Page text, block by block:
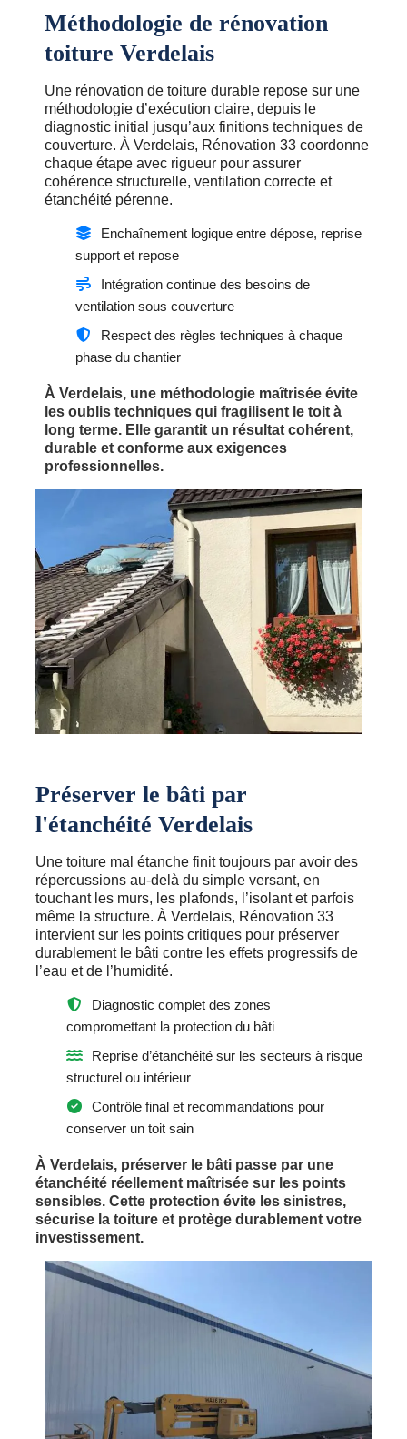
Méthodologie de rénovation
toiture Verdelais
Une rénovation de toiture durable repose sur une
méthodologie d’exécution claire, depuis le
diagnostic initial jusqu’aux finitions techniques de
couverture. À Verdelais, Rénovation 33 coordonne
chaque étape avec rigueur pour assurer
cohérence structurelle, ventilation correcte et
étanchéité pérenne.
Enchaînement logique entre dépose, reprise
support et repose
Intégration continue des besoins de
ventilation sous couverture
Respect des règles techniques à chaque
phase du chantier
À Verdelais, une méthodologie maîtrisée évite
les oublis techniques qui fragilisent le toit à
long terme. Elle garantit un résultat cohérent,
durable et conforme aux exigences
professionnelles.
Préserver le bâti par
l'étanchéité Verdelais
Une toiture mal étanche finit toujours par avoir des
répercussions au-delà du simple versant, en
touchant les murs, les plafonds, l’isolant et parfois
même la structure. À Verdelais, Rénovation 33
intervient sur les points critiques pour préserver
durablement le bâti contre les effets progressifs de
l’eau et de l’humidité.
Diagnostic complet des zones
compromettant la protection du bâti
Reprise d’étanchéité sur les secteurs à risque
structurel ou intérieur
Contrôle final et recommandations pour
conserver un toit sain
À Verdelais, préserver le bâti passe par une
étanchéité réellement maîtrisée sur les points
sensibles. Cette protection évite les sinistres,
sécurise la toiture et protège durablement votre
investissement.